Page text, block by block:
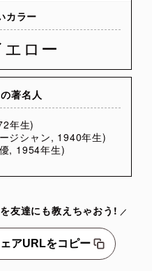
カラー
ロー
著名人
年生)
ジシャン, 1940年生)
, 1954年生)
友達にも教えちゃおう!
アURLをコピー